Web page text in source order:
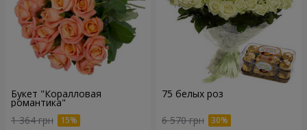
Букет "Коралловая
романтика"
1 364 грн
75 белых роз
6 570 грн